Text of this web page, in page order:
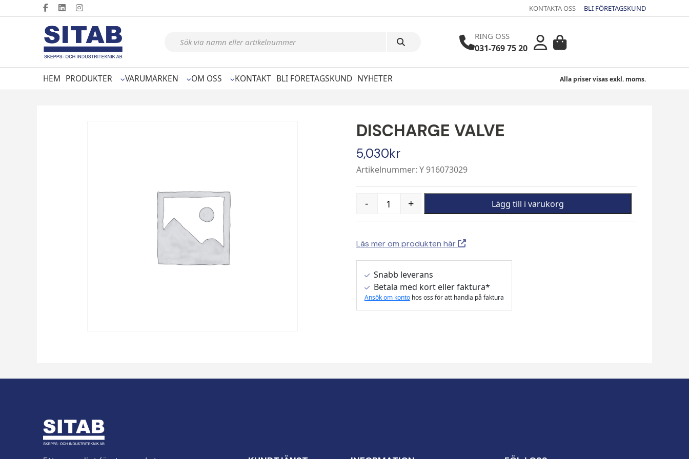
KONTAKTA OSS BLI FÖRETAGSKUND
RING OSS
031-769 75 20
HEM PRODUKTER VARUMÄRKEN OM OSS KONTAKT BLI FÖRETAGSKUND NYHETER Alla priser visas exkl. moms.
DISCHARGE VALVE
5,030kr
Artikelnummer: Y 916073029
Quantity
- + Lägg till i varukorg
Läs mer om produkten här
Snabb leverans
Betala med kort eller faktura*
Ansök om kontohos oss för att handla på faktura